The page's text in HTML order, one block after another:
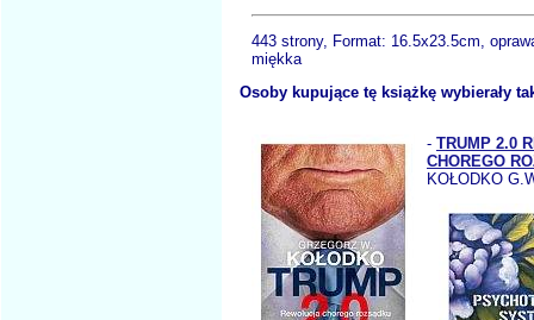
443 strony, Format: 16.5x23.5cm,
miękka
Osoby kupujące tę książkę wybierały
- TRUMP 2.0
CHOREGO
KOŁODKO